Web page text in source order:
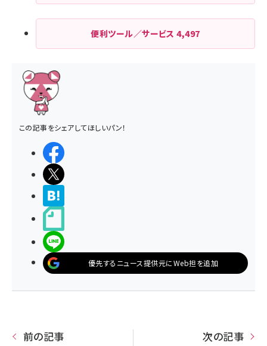
便利ツール／サービス4,497
この記事をシェアしてほしいパン！
優先するニュース提供元にWeb担を追加
前の記事 次の記事